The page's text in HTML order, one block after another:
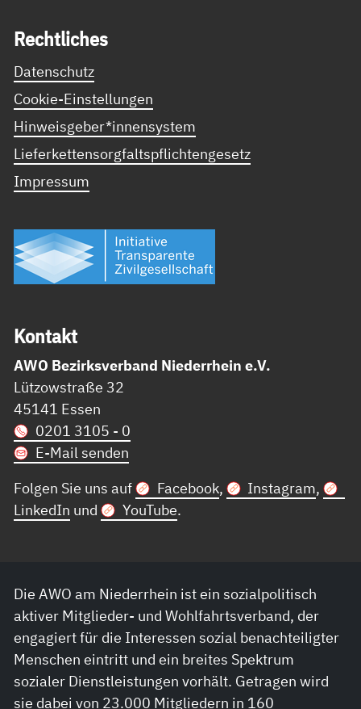
Recht­li­ches
Datenschutz
Cookie-Einstellungen
Hinweisgeber*innensystem
Lieferkettensorgfaltspflichtengesetz
Impressum
Kon­takt
AWO Bezirksverband Niederrhein e.V.
Lützowstraße 32
45141 Essen
0201 3105 - 0
E-Mail senden
Folgen Sie uns auf
Facebook, Instagram,
LinkedIn und YouTube.
Die AWO am Niederrhein ist ein sozialpolitisch
aktiver Mitglieder- und Wohlfahrtsverband, der
engagiert für die Interessen sozial benachteiligter
Menschen eintritt und ein breites Spektrum
sozialer Dienstleistungen vorhält. Getragen wird
sie dabei von 23.000 Mitgliedern in 160